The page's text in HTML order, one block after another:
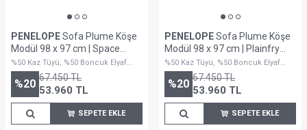
PENELOPESofa Plume Köşe
Modül 98 x 97 cm | Space
Kumaş - Gri
%50 Kaz Tüyü, %50 Boncuk Elyaf
Dolguludur
%20 67.450TL
53.960 TL
SEPETE EKLE
PENELOPESofa Plume Köşe
Modül 98 x 97 cm | Plainfry
Kumaş - Beyaz Keten
%50 Kaz Tüyü, %50 Boncuk Elyaf
Dolguludur
%20 67.450TL
53.960 TL
SEPETE EKLE